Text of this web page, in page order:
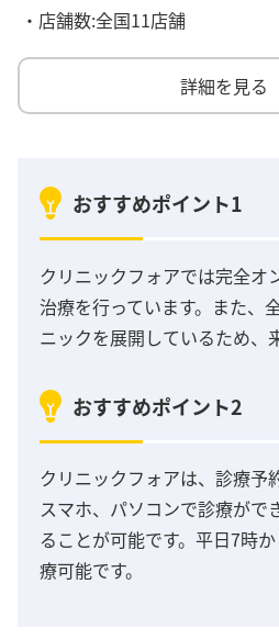
・店舗数:全国11店舗
詳細を見る
おすすめポイント1
クリニックフォアでは完全オ
治療を行っています。また、
ニックを展開しているため、
おすすめポイント2
クリニックフォアは、診療予
スマホ、パソコンで診療がで
ることが可能です。平日7時
療可能です。